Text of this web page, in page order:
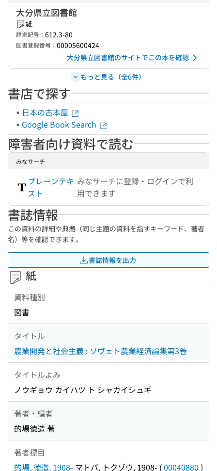
大分県立図書館
紙
請求記号： 612.3-80
図書登録番号： 00005600424
大分県立図書館のサイトでこの本を確認
もっと見る（全6件）
書店で探す
日本の古本屋
Google Book Search
障害者向け資料で読む
みなサーチ
プレーンテキ
スト
みなサーチに登録・ログインで利
用できます
書誌情報
この資料の詳細や典拠（同じ主題の資料を指すキーワード、著者
名）等を確認できます。
書誌情報を出力
紙
資料種別
図書
タイトル
農業開発と社会主義 : ソヴェト農業経済論集第3巻
タイトルよみ
ノウギョウ カイハツ ト シャカイシュギ
著者・編者
的場徳造 著
著者標目
的場, 徳造, 1908- マトバ, トクゾウ, 1908- (00040880 )